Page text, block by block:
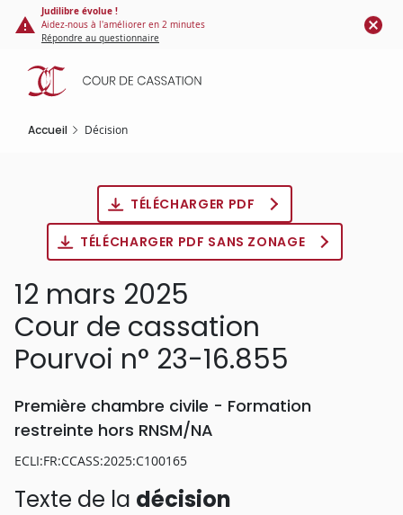
Panneau de gestion des cookies
contenu
principal
Judilibre évolue !
Aidez-nous à l'améliorer en 2 minutes
Répondre au questionnaire
Accueil Décision
TÉLÉCHARGER PDF
TÉLÉCHARGER PDF SANS ZONAGE
12 mars 2025
Cour de cassation
Pourvoi n° 23-16.855
Première chambre civile - Formation
restreinte hors RNSM/NA
ECLI:FR:CCASS:2025:C100165
Texte de la décision